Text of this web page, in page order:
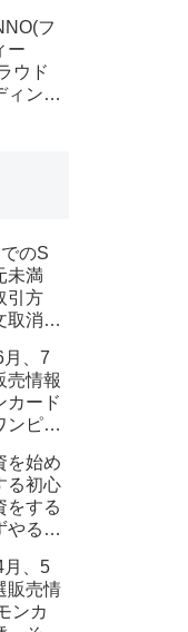
株式
フ
ー
ウド
ィング
のS
未満
引方
取消し
月、7
売情報
カード
ンピー
を始め
る初心
をする
やるべ
月、5
販売情
ンカ